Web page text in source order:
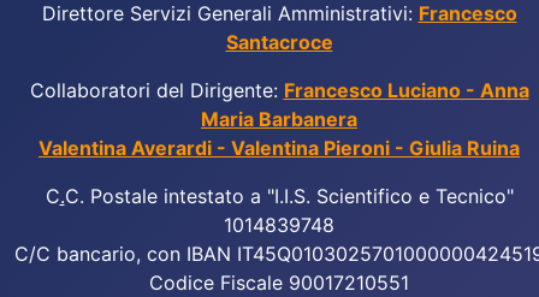
Direttore Servizi Generali Amministrativi: Francesco
Santacroce
Collaboratori del Dirigente: Francesco Luciano - Anna
Maria Barbanera
Valentina Averardi - Valentina Pieroni - Giulia Ruina
C.C. Postale intestato a "I.I.S. Scientifico e Tecnico"
1014839748
C/C bancario, con IBAN
Codice Fiscale 90017210551